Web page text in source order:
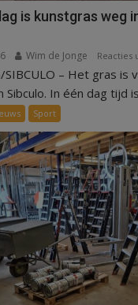
is kunstgras weg
Wim de Jonge Reacties
SIBCULO – Het gras is
In één dag tijd
Sport